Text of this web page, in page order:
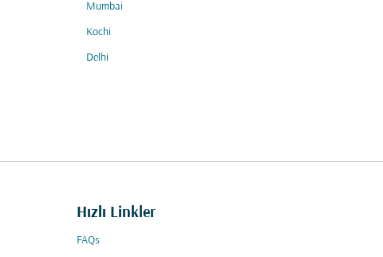
Mumbai
Kochi
Delhi
Hızlı Linkler
FAQs